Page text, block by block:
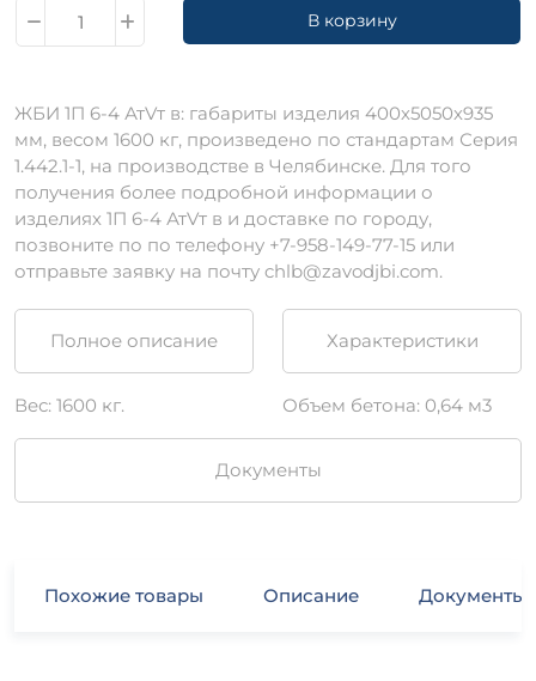
В корзину
ЖБИ 1П 6-4 АтVт в: габариты изделия 400х5050х935
мм, весом 1600 кг, произведено по стандартам Серия
1.442.1-1, на производстве в Челябинске. Для того
получения более подробной информации о
изделиях 1П 6-4 АтVт в и доставке по городу,
позвоните по по телефону +7-958-149-77-15 или
отправьте заявку на почту chlb@zavodjbi.com.
Полное описание Характеристики
Вес: 1600 кг. Объем бетона: 0,64 м3
Документы
Похожие товары Описание Документы